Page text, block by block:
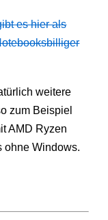
es hier als
weitere
zum Beispiel
AMD Ryzen
ohne Windows.